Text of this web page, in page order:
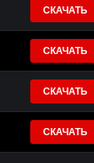
СКАЧАТЬ
СКАЧАТЬ
СКАЧАТЬ
СКАЧАТЬ